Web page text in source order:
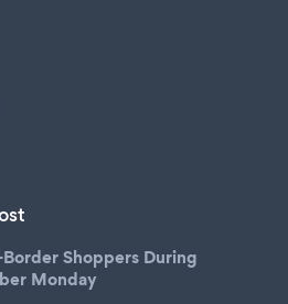
Shoppers During
Monday